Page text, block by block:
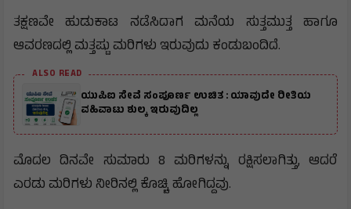
ತಕ್ಷಣವೇ ಹುಡುಕಾಟ ನಡೆಸಿದಾಗ ಮನೆಯ ಸುತ್ತಮುತ್ತ ಹಾಗೂ
ಆವರಣದಲ್ಲಿ ಮತ್ತಷ್ಟು ಮರಿಗಳು ಇರುವುದು ಕಂಡುಬಂದಿದೆ.
ALSO READ
ಯುಪಿಐ ಸೇವೆ ಸಂಪೂರ್ಣ ಉಚಿತ : ಯಾವುದೇ ರೀತಿಯ
ವಹಿವಾಟು ಶುಲ್ಕ ಇರುವುದಿಲ್ಲ
ಮೊದಲ ದಿನವೇ ಸುಮಾರು 8 ಮರಿಗಳನ್ನು ರಕ್ಷಿಸಲಾಗಿತ್ತು, ಆದರೆ
ಎರಡು ಮರಿಗಳು ನೀರಿನಲ್ಲಿ ಕೊಚ್ಚಿ ಹೋಗಿದ್ದವು.